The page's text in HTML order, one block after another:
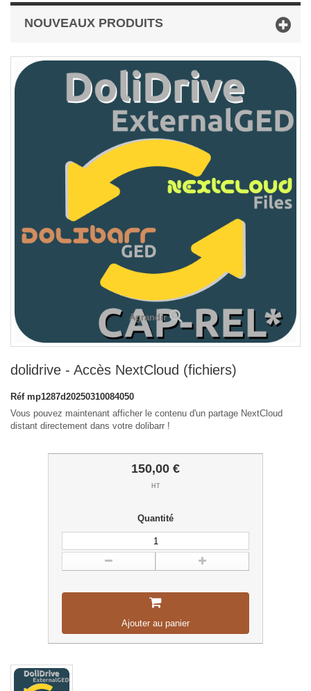
NOUVEAUX PRODUITS
Agrandir
dolidrive - Accès NextCloud (fichiers)
Réf mp1287d20250310084050
Vous pouvez maintenant afficher le contenu d'un partage NextCloud
distant directement dans votre dolibarr !
150,00 €
HT
Quantité
Ajouter au panier